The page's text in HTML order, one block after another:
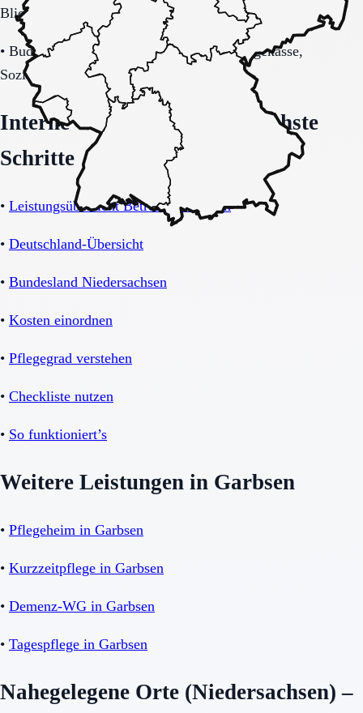
Blick auf Sicherheitsaspekte.
• Budget-/Kostenträgerrahmen (privat, Pflegekasse,
Sozialhilfe möglich).
Interne Orientierung und nächste
Schritte
• Leistungsübersicht Betreutes Wohnen
• Deutschland-Übersicht
• Bundesland Niedersachsen
• Kosten einordnen
• Pflegegrad verstehen
• Checkliste nutzen
• So funktioniert’s
Weitere Leistungen in Garbsen
• Pflegeheim in Garbsen
• Kurzzeitpflege in Garbsen
• Demenz-WG in Garbsen
• Tagespflege in Garbsen
Nahegelegene Orte (Niedersachsen) –